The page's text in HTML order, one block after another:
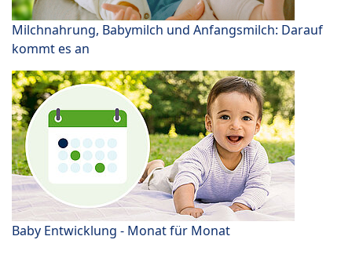
Milchnahrung, Babymilch und Anfangsmilch: Darauf
kommt es an
Baby Entwicklung - Monat für Monat